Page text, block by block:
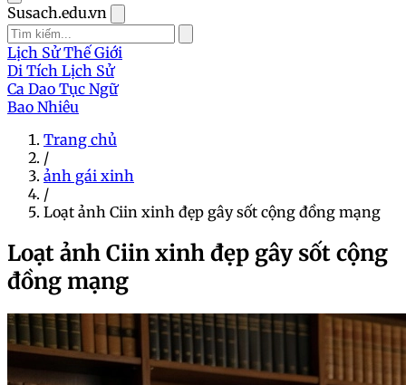
Susach.edu.vn
Lịch Sử Thế Giới
Di Tích Lịch Sử
Ca Dao Tục Ngữ
Bao Nhiêu
Trang chủ
/
ảnh gái xinh
/
Loạt ảnh Ciin xinh đẹp gây sốt cộng đồng mạng
Loạt ảnh Ciin xinh đẹp gây sốt cộng
đồng mạng